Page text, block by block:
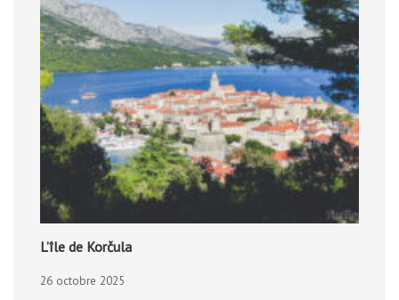
L’île de Korčula
26 octobre 2025